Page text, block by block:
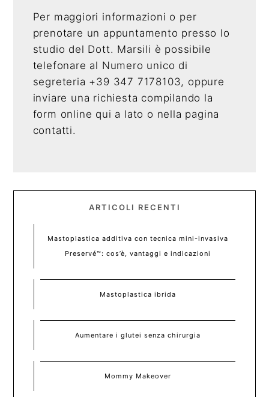
Per maggiori informazioni o per
prenotare un appuntamento presso lo
studio del Dott. Marsili è possibile
telefonare al Numero unico di
segreteria +39 347 7178103, oppure
inviare una richiesta compilando la
form online qui a lato o nella pagina
contatti.
ARTICOLI RECENTI
Mastoplastica additiva con tecnica mini-invasiva
Preservé™: cos’è, vantaggi e indicazioni
Mastoplastica ibrida
Aumentare i glutei senza chirurgia
Mommy Makeover